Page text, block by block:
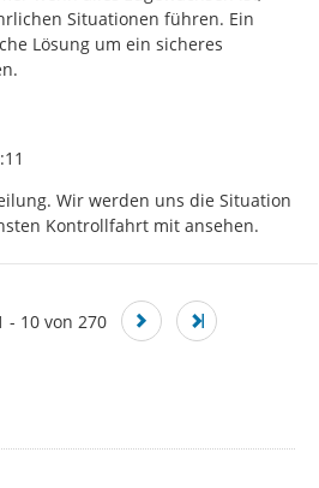
Situationen führen. Ein
Lösung um ein sicheres
Wir werden uns die Situation
Kontrollfahrt mit ansehen.
- 10 von 270